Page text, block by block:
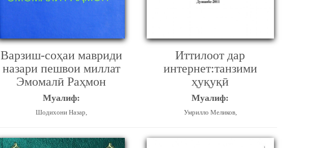
Варзиш-соҳаи мавриди
назари пешвои миллат
Эмомалӣ Раҳмон
Муалиф:
Шодихони Назар,
Иттилоот дар
интернет:танзими
ҳуқуқӣ
Муалиф:
Умрилло Меликов,